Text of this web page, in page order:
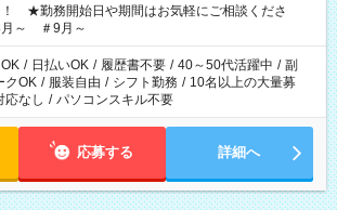
★勤務開始日や期間はお気軽にご相談くださ
～ ＃9月～
/ 日払いOK / 履歴書不要 / 40～50代活躍中 / 副
クOK / 服装自由 / シフト勤務 / 10名以上の大量募
応なし / パソコンスキル不要
応募する 詳細へ